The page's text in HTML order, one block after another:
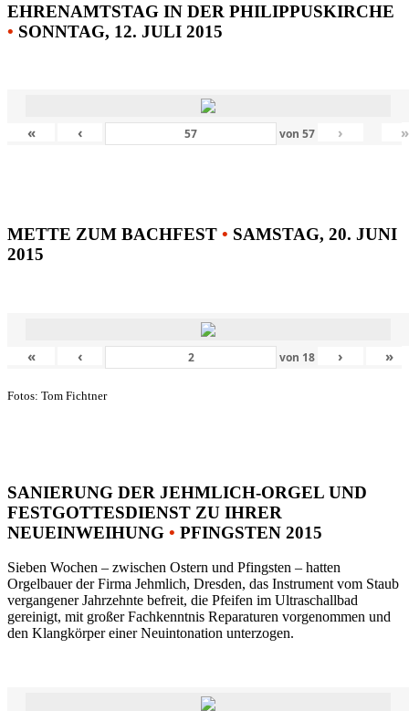
EHRENAMTSTAG IN DER PHILIPPUSKIRCHE
• SONNTAG, 12. JULI 2015
« ‹ von57 › »
METTE ZUM BACHFEST • SAMSTAG, 20. JUNI
2015
« ‹ von 18 › »
Fotos: Tom Fichtner
SANIERUNG DER JEHMLICH-ORGEL UND
FESTGOTTESDIENST ZU IHRER
NEUEINWEIHUNG • PFINGSTEN 2015
Sieben Wochen – zwischen Ostern und Pfingsten – hatten
Orgelbauer der Firma Jehmlich, Dresden, das Instrument vom Staub
vergangener Jahrzehnte befreit, die Pfeifen im Ultraschallbad
gereinigt, mit großer Fachkenntnis Reparaturen vorgenommen und
den Klangkörper einer Neuintonation unterzogen.